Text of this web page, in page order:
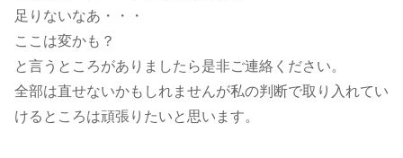
足りないなあ・・・
ここは変かも？
と言うところがありましたら是非ご連絡ください。
全部は直せないかもしれませんが私の判断で取り入れてい
けるところは頑張りたいと思います。